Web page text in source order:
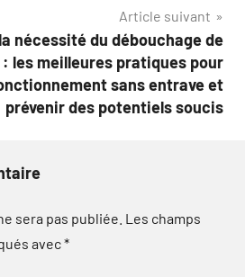
Article suivant
nécessité du débouchage de
les meilleures pratiques pour
sans entrave et
prévenir des potentiels soucis
sera pas publiée. Les champs
avec*